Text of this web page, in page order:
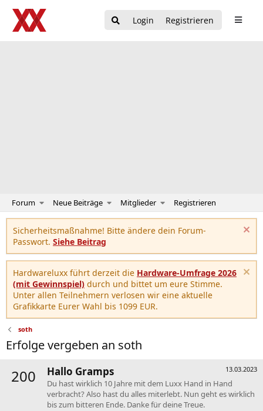
Login Registrieren
Forum Neue Beiträge Mitglieder Registrieren
Sicherheitsmaßnahme! Bitte ändere dein Forum-
Passwort. Siehe Beitrag
Hardwareluxx führt derzeit die Hardware-Umfrage 2026
(mit Gewinnspiel) durch und bittet um eure Stimme.
Unter allen Teilnehmern verlosen wir eine aktuelle
Grafikkarte Eurer Wahl bis 1099 EUR.
soth
Erfolge vergeben an soth
200 13.03.2023
Hallo Gramps
Du hast wirklich 10 Jahre mit dem Luxx Hand in Hand
verbracht? Also hast du alles miterlebt. Nun geht es wirklich
bis zum bitteren Ende. Danke für deine Treue.